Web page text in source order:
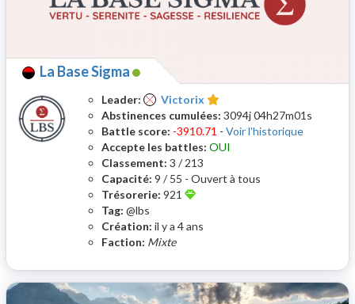
La Base Sigma
Leader:
Victorix
Abstinences cumulées: 3094j 04h27m01s
Battle score: -3910.71 - Voir l'historique
Accepte les battles: OUI
Classement: 3 / 213
Capacité: 9 / 55 - Ouvert à tous
Trésorerie: 921
Tag: @lbs
Création: il y a 4 ans
Faction: Mixte